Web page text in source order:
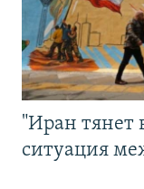
"Иран тянет
ситуация